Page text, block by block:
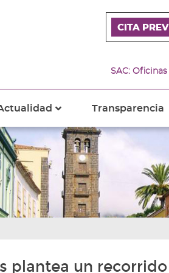
CITA
SAC:
Transparencia
plantea un